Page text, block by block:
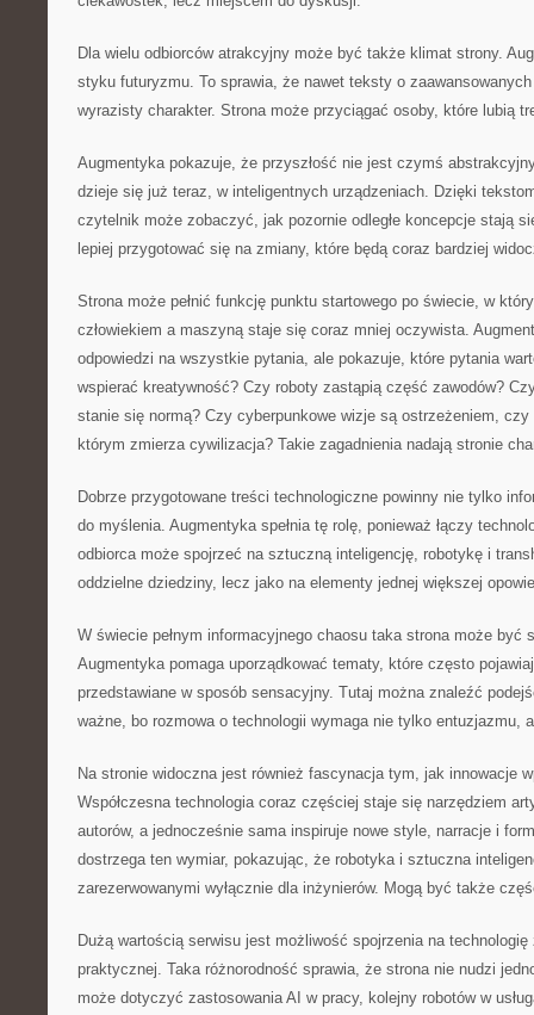
Dla wielu odbiorców atrakcyjny może być także klimat strony.
styku futuryzmu. To sprawia, że nawet teksty o
wyrazisty charakter. Strona może przyciągać osoby, które lubią
Augmentyka pokazuje, że przyszłość nie jest czymś
dzieje się już teraz, w inteligentnych urządzeniach. Dzięki
czytelnik może zobaczyć, jak pozornie odległe koncepcje stają
lepiej przygotować się na zmiany, które będą coraz bardziej
Strona może pełnić funkcję punktu startowego po świecie, w
człowiekiem a maszyną staje się coraz mniej oczywista.
odpowiedzi na wszystkie pytania, ale pokazuje, które pytania
wspierać kreatywność? Czy roboty zastąpią część zawodów?
stanie się normą? Czy cyberpunkowe wizje są ostrzeżeniem,
którym zmierza cywilizacja? Takie zagadnienia nadają stronie
Dobrze przygotowane treści technologiczne powinny nie tylko
do myślenia. Augmentyka spełnia tę rolę, ponieważ łączy
odbiorca może spojrzeć na sztuczną inteligencję, robotykę i
oddzielne dziedziny, lecz jako na elementy jednej większej
W świecie pełnym informacyjnego chaosu taka strona może być
Augmentyka pomaga uporządkować tematy, które często
przedstawiane w sposób sensacyjny. Tutaj można znaleźć
ważne, bo rozmowa o technologii wymaga nie tylko entuzjazmu,
Na stronie widoczna jest również fascynacja tym, jak innowacje
Współczesna technologia coraz częściej staje się narzędziem
autorów, a jednocześnie sama inspiruje nowe style, narracje i
dostrzega ten wymiar, pokazując, że robotyka i sztuczna
zarezerwowanymi wyłącznie dla inżynierów. Mogą być także
Dużą wartością serwisu jest możliwość spojrzenia na technologię
praktycznej. Taka różnorodność sprawia, że strona nie nudzi
może dotyczyć zastosowania AI w pracy, kolejny robotów w